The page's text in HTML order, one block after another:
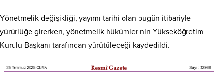
Yönetmelik değişikliği, yayımı tarihi olan bugün itibariyle
yürürlüğe girerken, yönetmelik hükümlerinin Yükseköğretim
Kurulu Başkanı tarafından yürütüleceği kaydedildi.